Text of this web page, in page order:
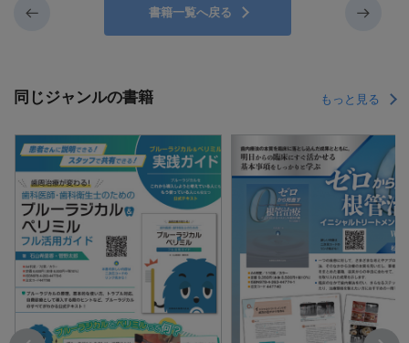
書籍一覧へ戻る
同じジャンルの書籍 もっと見る